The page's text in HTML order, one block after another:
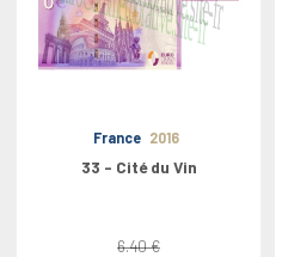
France 2016
33 - Cité du Vin
6.40 €